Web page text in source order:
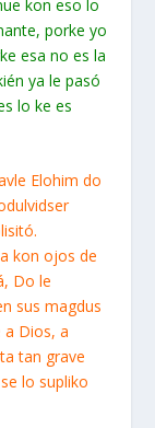
kon eso lo
porke yo
esa no es la
ya le pasó
lo ke es
Elohim do
kon ojos de
Do le
sus magdus
a Dios, a
tan grave
lo supliko